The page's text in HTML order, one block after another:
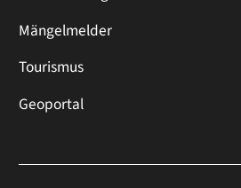
Mängelmelder
Tourismus
Geoportal